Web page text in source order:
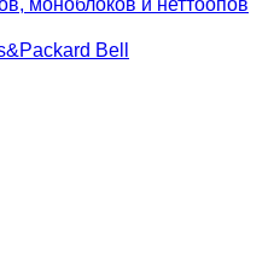
моноблоков и неттоопов
Bell